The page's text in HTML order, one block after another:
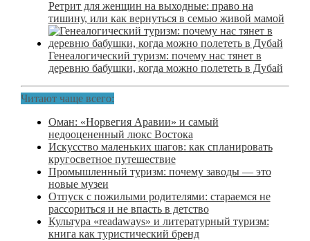
Ретрит для женщин на выходные: право на
тишину, или как вернуться в семью живой мамой
Генеалогический туризм: почему нас тянет в
деревню бабушки, когда можно полететь в Дубай
Читают чаще всего:
Оман: «Норвегия Аравии» и самый
недооцененный люкс Востока
Искусство маленьких шагов: как спланировать
кругосветное путешествие
Промышленный туризм: почему заводы — это
новые музеи
Отпуск с пожилыми родителями: стараемся не
рассориться и не впасть в детство
Культура «readaways» и литературный туризм:
книга как туристический бренд